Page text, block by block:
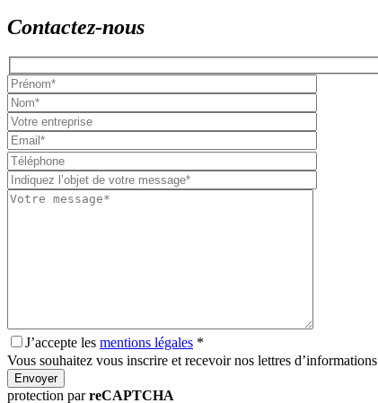
Contactez-nous
Please
leave
this
field
J’accepte les mentions légales *
Vous souhaitez vous inscrire et recevoir nos lettres d’informations
Envoyer
protection parreCAPTCHA